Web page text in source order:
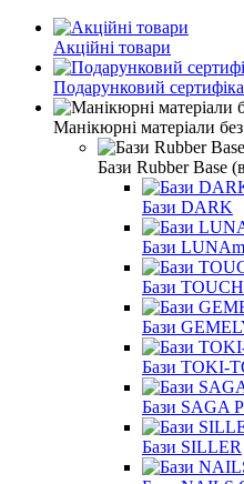
Акційні товари
Подарунковий
Манікюрні матеріали
Бази Rubber Base
Бази DARK
Бази
Бази TOUCH
Бази
Бази TOKI-
Бази SAGA
Бази SILLER